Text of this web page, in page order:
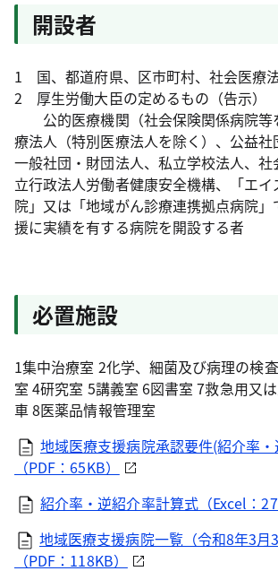
開設者
1 国、都道府県、区市町村、社会医療
2 厚生労働大臣の定めるもの（告示）
公的医療機関（社会保険関係病院等
療法人（特別医療法人を除く）、公益社
一般社団・財団法人、私立学校法人、
立行政法人労働者健康安全機構、「エ
院」又は「地域がん診療連携拠点病院」
援に実績を有する病院を開設する者
必置施設
1集中治療室 2化学、細菌及び病理の検
室 4研究室 5講義室 6図書室 7救急用又
車 8医薬品情報管理室
地域医療支援病院承認要件(紹介率
（PDF：65KB）
紹介率・逆紹介率計算式（Excel：
地域医療支援病院一覧（令和8年3月
（PDF：118KB）